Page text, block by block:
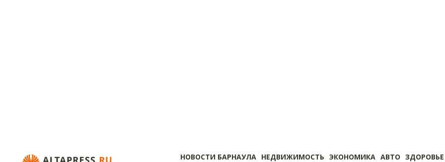
НОВОСТИ БАРНАУЛА НЕДВИЖИМОСТЬ ЭКОНОМИКА АВТО ЗДОРОВЬЕ